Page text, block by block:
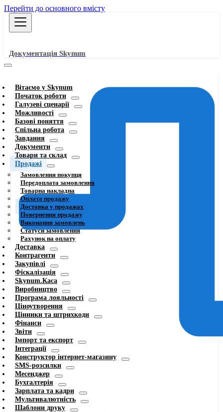
Перейти до основного вмісту
Документація Skynum
Вітаємо у Skynum
Початок роботи
Галузеві сценарії
Можливості
Базові поняття
Спільна робота
Завдання
Документи
Товари та склад
Продажі
Замовлення покупця
Передоплата замовлення
Товарна накладна
Оплата продажу
Доставка у продажах
Повернення продажу
Виконання замовлень
Статуси замовлення
Рахунок на оплату
Доставка
Контрагенти
Закупівлі
Фіскалізація
Skynum.Каса
Виробництво
Програма лояльності
Ціноутворення
Цінники та штрихкоди
Фінанси
Звіти
Імпорт та експорт
Інтеграції
Конструктор інтернет-магазину
SMS-розсилки
Месенджер
Бухгалтерія
Зарплата та кадри
Мультивалютність
Шаблони друку